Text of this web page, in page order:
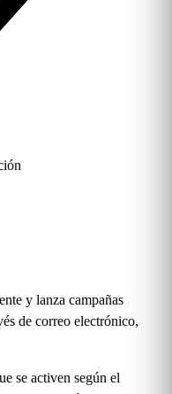
y lanza campañas
de correo electrónico,
se activen según el